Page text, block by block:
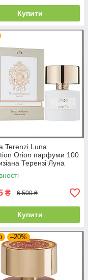
Купити
Terenzi Luna
Orion парфуми 100
Терензі Луна
Оріон)
₴ 6 500 ₴
Купити
–20%